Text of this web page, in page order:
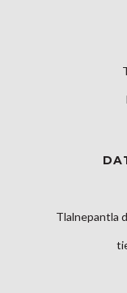
Tlalnepantla